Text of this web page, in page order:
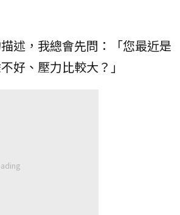
述，我總會先問：「您最近是
好、壓力比較大？」